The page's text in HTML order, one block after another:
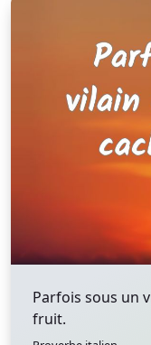
Parfois sous un
fruit.